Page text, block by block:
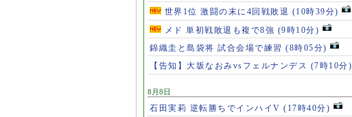
世界1位 激闘の末に4回戦敗退 (10時39分)
メド 単初戦敗退も複で8強 (9時10分)
錦織圭と島袋将 試合会場で練習 (8時05分)
【告知】大坂なおみvsフェルナンデス (7時10分)
8月8日
石田実莉 逆転勝ちでインハイV (17時40分)